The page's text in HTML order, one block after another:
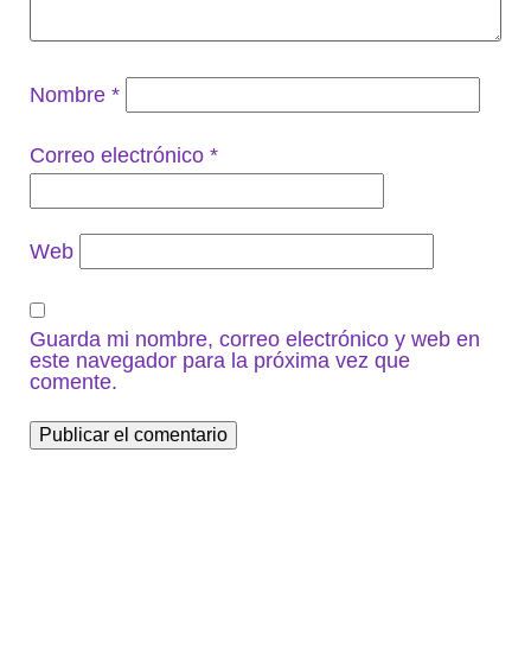
Nombre *
Correo electrónico *
Web
Guarda mi nombre, correo electrónico y web en
este navegador para la próxima vez que
comente.